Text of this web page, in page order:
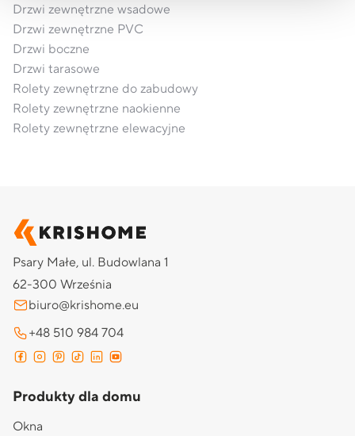
Drzwi zewnętrzne wsadowe
Drzwi zewnętrzne PVC
Drzwi boczne
Drzwi tarasowe
Rolety zewnętrzne do zabudowy
Rolety zewnętrzne naokienne
Rolety zewnętrzne elewacyjne
Psary Małe, ul. Budowlana 1
62-300 Września
biuro@krishome.eu
+48 510 984 704
Produkty dla domu
Okna